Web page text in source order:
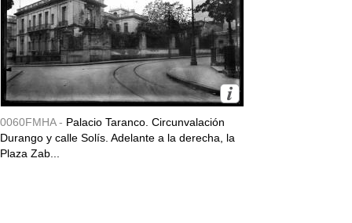
0060FMHA - Palacio Taranco. Circunvalación
Durango y calle Solís. Adelante a la derecha, la
Plaza Zab...